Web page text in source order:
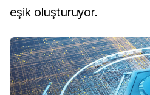
eşik oluşturuyor.